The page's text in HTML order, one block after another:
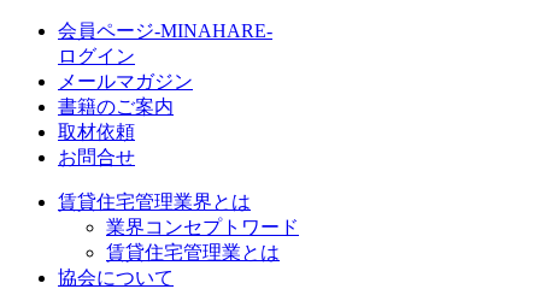
会員ページ-MINAHARE-
ログイン
メールマガジン
書籍のご案内
取材依頼
お問合せ
賃貸住宅管理業界とは
業界コンセプトワード
賃貸住宅管理業とは
協会について